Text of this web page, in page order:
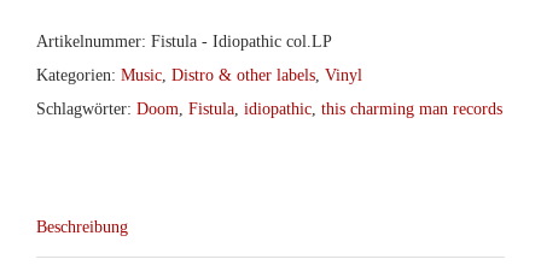
Artikelnummer: Fistula - Idiopathic col.LP
Kategorien: Music Distro & other labels Vinyl
Schlagwörter: Doom Fistula idiopathic this charming man records
Beschreibung